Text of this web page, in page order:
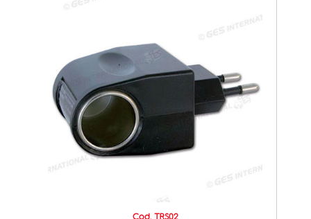
Cod. TRS02